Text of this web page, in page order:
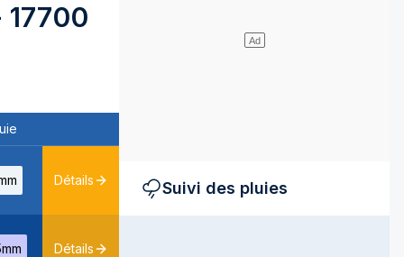
17700
Détails
Détails
Suivi des pluies